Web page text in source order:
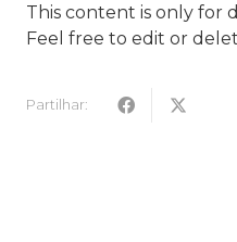
This content is only for
Feel free to edit or
Partilhar: